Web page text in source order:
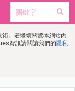
。若繼續閱覽本網站內
資訊請閱讀我們的隱私